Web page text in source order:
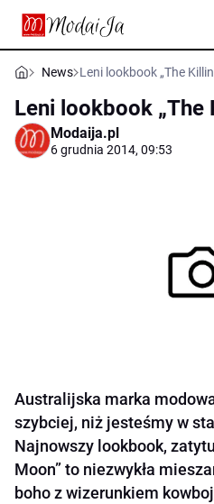
News Leni lookbook „The
Leni lookbook „The
Modaija.pl
6 grudnia 2014, 09:53
Australijska marka
szybciej, niż jesteśmy w
Najnowszy lookbook,
Moon” to niezwykła
boho z wizerunkiem